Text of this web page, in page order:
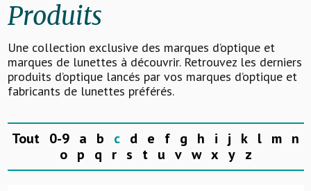
Produits
Une collection exclusive des marques d’optique et
marques de lunettes à découvrir. Retrouvez les derniers
produits d’optique lancés par vos marques d’optique et
fabricants de lunettes préférés.
Tout 0-9 a b c d e f g h i j k l m n
o p q r s t u v w x y z